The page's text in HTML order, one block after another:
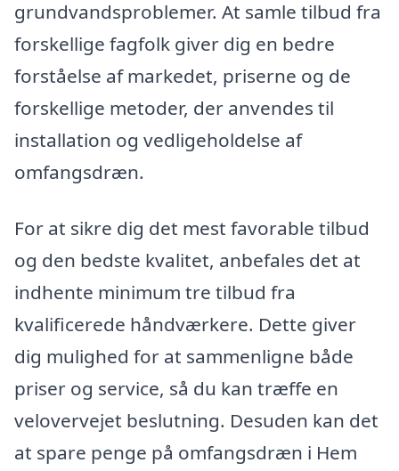
grundvandsproblemer. At samle tilbud fra
forskellige fagfolk giver dig en bedre
forståelse af markedet, priserne og de
forskellige metoder, der anvendes til
installation og vedligeholdelse af
omfangsdræn.
For at sikre dig det mest favorable tilbud
og den bedste kvalitet, anbefales det at
indhente minimum tre tilbud fra
kvalificerede håndværkere. Dette giver
dig mulighed for at sammenligne både
priser og service, så du kan træffe en
velovervejet beslutning. Desuden kan det
at spare penge på omfangsdræn i Hem